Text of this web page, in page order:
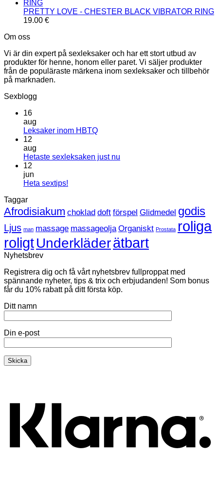
PRETTY LOVE - CHESTER BLACK VIBRATOR RING
19.00 €
Om oss
Vi är din expert på sexleksaker och har ett stort utbud av
produkter för henne, honom eller paret. Vi säljer produkter
från de populäraste märkena inom sexleksaker och tillbehör
på marknaden.
Sexblogg
16
aug
Leksaker inom HBTQInga
Leksaker
12
aug
Hetaste sexleksaken just nu
12
jun
Heta sextips!
Heta
sextips!
Taggar
Afrodisiakum choklad doft förspel Glidmedel godis
Ljus man massage massageolja Organiskt Prostata roliga
roligtUnderkläderätbart
Nyhetsbrev
Registrera dig och få vårt nyhetsbrev fullproppat med
spännande nyheter, tips & trix och erbjudanden! Som bonus
får du 10% rabatt på ditt första köp.
Ditt namn
Din e-post